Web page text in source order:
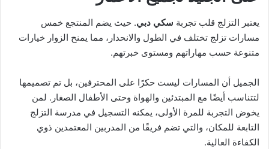
يعتبر التزلج قلب تجربة سكي دبي. حيث يضم المنتجع خمس
مسارات تزلج تختلف في الطول والانحدار، مما يمنح الزوار خيارات
متنوعة حسب مهاراتهم ومستوى خبرتهم.
الجميل أن المسارات ليست حكرًا على المحترفين، بل تم تصميمها
لتتناسب أيضًا مع المبتدئين والهواة وحتى الأطفال الصغار. لمن
يخوض التجربة للمرة الأولى، يمكنه التسجيل في مدرسة التزلج
التابعة للمكان، والتي تضم فريقًا من المدربين المعتمدين ذوي
الكفاءة العالية.